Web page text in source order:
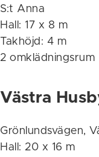
S:t Anna
Hall: 17 x 8 m
Takhöjd: 4 m
2 omklädningsrum
Västra
Grönlundsvägen,
Hall: 20 x 16 m